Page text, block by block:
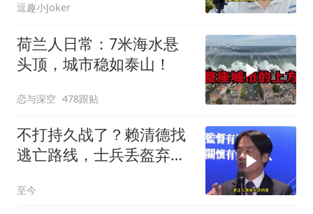
逗趣小Joker
荷兰人日常：7米海水悬
头顶，城市稳如泰山！
恋与深空 478跟贴
不打持久战了？赖清德找
逃亡路线，士兵丢盔弃
至今